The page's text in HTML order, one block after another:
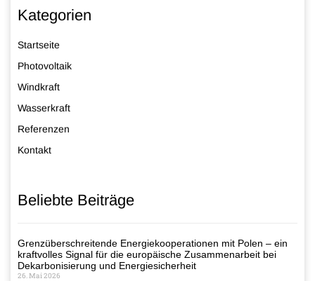
Kategorien
Startseite
Photovoltaik
Windkraft
Wasserkraft
Referenzen
Kontakt
Beliebte Beiträge
Grenzüberschreitende Energiekooperationen mit Polen – ein
kraftvolles Signal für die europäische Zusammenarbeit bei
Dekarbonisierung und Energiesicherheit
26. Mai 2026